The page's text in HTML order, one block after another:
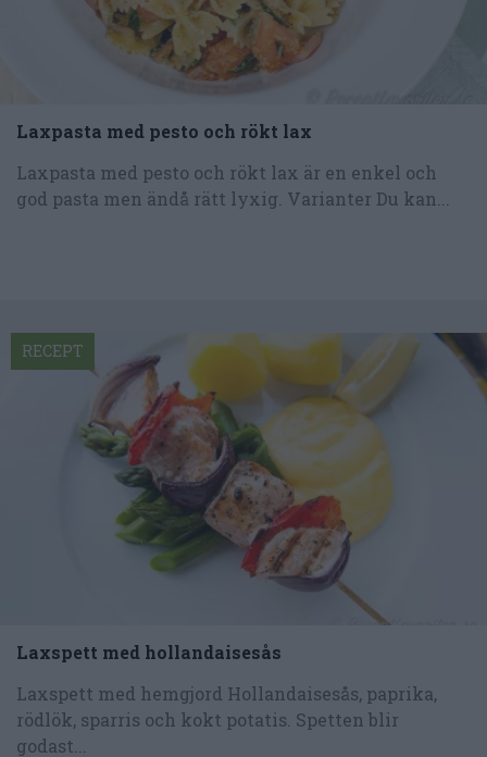
Laxpasta med pesto och rökt lax
Laxpasta med pesto och rökt lax är en enkel och
god pasta men ändå rätt lyxig. Varianter Du kan...
Laxspett med hollandaisesås
Laxspett med hemgjord Hollandaisesås, paprika,
rödlök, sparris och kokt potatis. Spetten blir
godast...
RECEPT